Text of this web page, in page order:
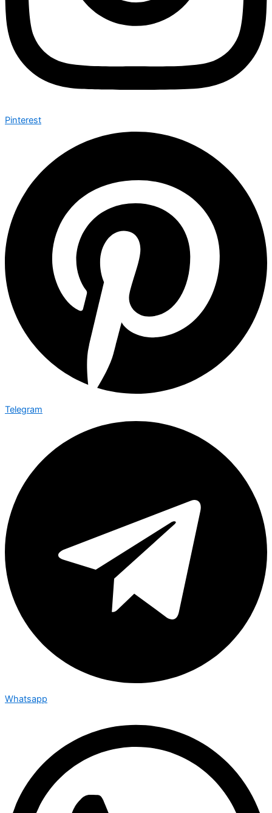
Pinterest
Telegram
Whatsapp